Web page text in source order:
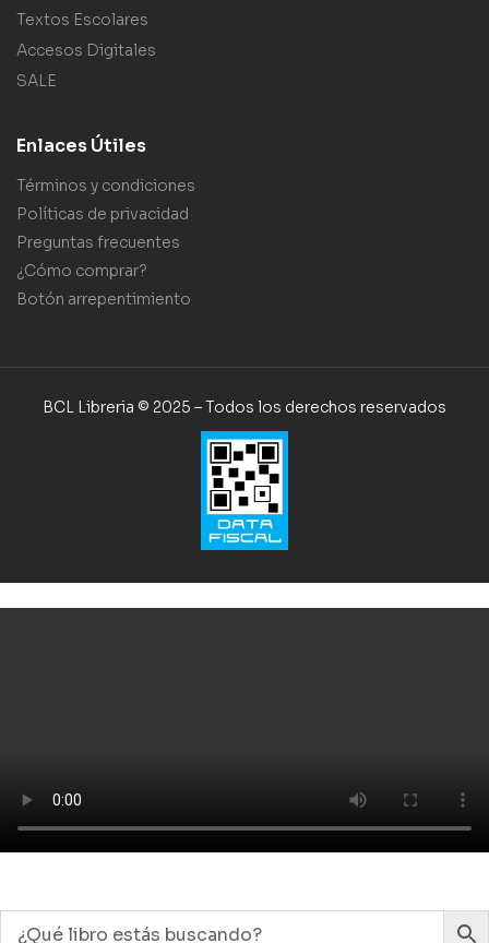
Textos Escolares
Accesos Digitales
SALE
Enlaces Útiles
Términos y condiciones
Políticas de privacidad
Preguntas frecuentes
¿Cómo comprar?
Botón arrepentimiento
BCL Libreria © 2025 – Todos los derechos reservados